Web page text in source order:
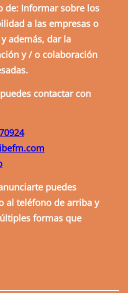
de: Informar sobre los
a las empresas o
además, dar la
y / o colaboración
contactar con
puedes
al teléfono de arriba y
formas que